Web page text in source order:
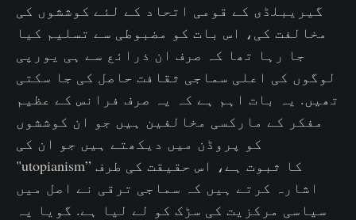
گیریبلڈی کے قومی اتحاد کے لئے کوششوں کی
مخالفت کی، اس بات کو مضبوطی سے تسلیم کیا
جا رہا تھا کہ صرف ان ذرائع سے ہی یورپی
لوگوں کی اعلی سماجی ثقافت حاصل کی جا سکتی
تھیں. یہ بات اہم ہے کہ یہ صرف فرانس کے عظیم
مفکر کے مارکسی مخالفین ہیں جو ان کوششوں
کو پروڈن میں دیکھتے ہیں جو ان کی
"utopianism” کا ثبوت ہے، اس حقیقت کی طرف
اشارہ کرتے ہیں کہ سماجی ترقی نے اصل میں
سیاسی مرکزیت کی سڑک کو لے لیا ہے. گویا یہ